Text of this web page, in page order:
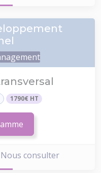
1790€ HT
Nous consulter